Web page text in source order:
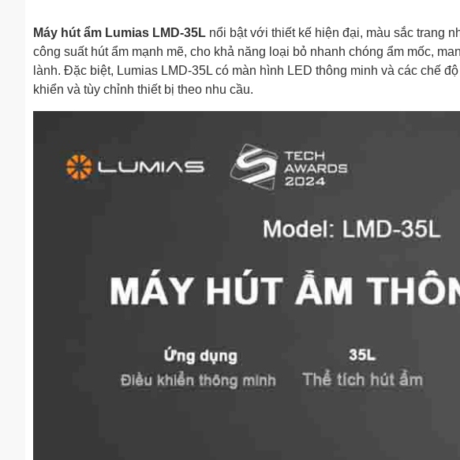
Máy hút ẩm Lumias LMD-35L nổi bật với thiết kế hiện đại, màu sắc trang
công suất hút ẩm mạnh mẽ, cho khả năng loại bỏ nhanh chóng ẩm mốc,
lành. Đặc biệt, Lumias LMD-35L có màn hình LED thông minh và các chế
khiển và tùy chỉnh thiết bị theo nhu cầu.